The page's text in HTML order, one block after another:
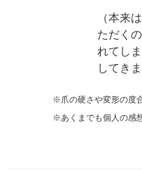
（本来
ただく
れてし
してき
※爪の硬さや変形の度
※あくまでも個人の感